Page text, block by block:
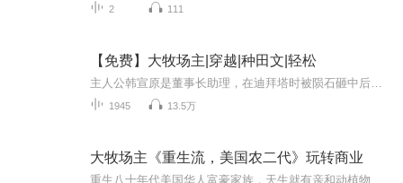
2 111
【免费】大牧场主|穿越|种田文|轻松
1945 13.5万
大牧场主《重生流，美国农二代》玩转商业